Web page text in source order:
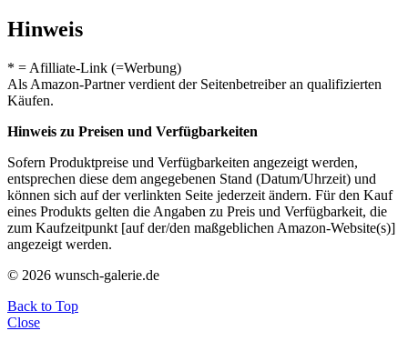
Hinweis
* = Afilliate-Link (=Werbung)
Als Amazon-Partner verdient der Seitenbetreiber an qualifizierten
Käufen.
Hinweis zu Preisen und Verfügbarkeiten
Sofern Produktpreise und Verfügbarkeiten angezeigt werden,
entsprechen diese dem angegebenen Stand (Datum/Uhrzeit) und
können sich auf der verlinkten Seite jederzeit ändern. Für den Kauf
eines Produkts gelten die Angaben zu Preis und Verfügbarkeit, die
zum Kaufzeitpunkt [auf der/den maßgeblichen Amazon-Website(s)]
angezeigt werden.
© 2026 wunsch-galerie.de
Back to Top
Close